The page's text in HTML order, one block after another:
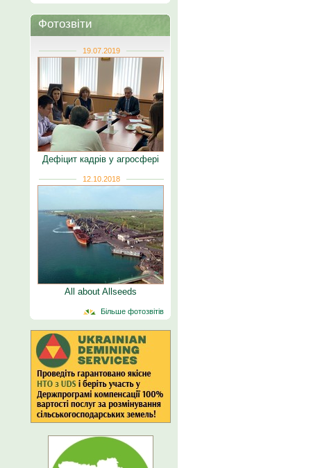
Фотозвіти
19.07.2019
Дефіцит кадрів у агросфері
12.10.2018
All about Allseeds
Більше фотозвітів